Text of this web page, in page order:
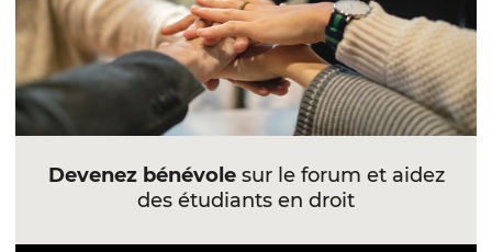
Devenez bénévolesur le forum et aidez
des étudiants en droit